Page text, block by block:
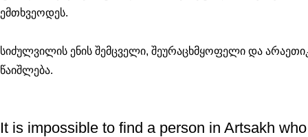
ემთხვეოდეს.
სიძულვილის ენის შემცველი, შეურაცხმყოფელი და
წაიშლება.
It is impossible to find a person in Artsakh